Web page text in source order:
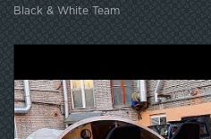
Black & White Team